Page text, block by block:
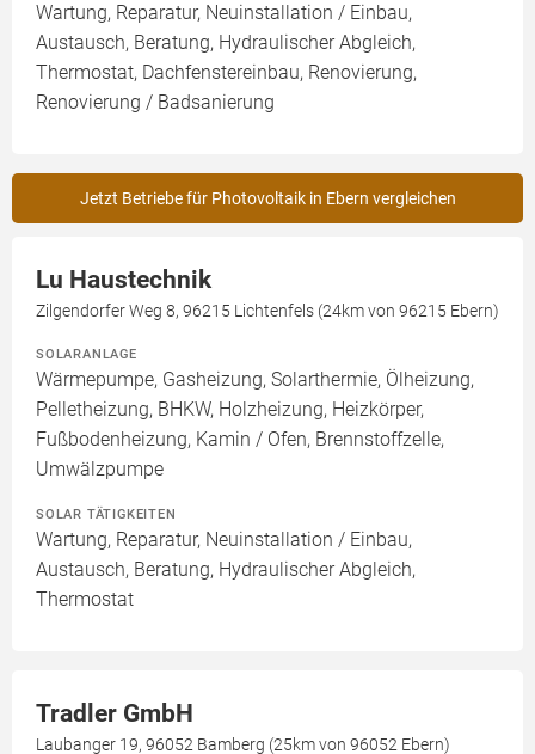
Wartung, Reparatur, Neuinstallation / Einbau,
Austausch, Beratung, Hydraulischer Abgleich,
Thermostat, Dachfenstereinbau, Renovierung,
Renovierung / Badsanierung
Jetzt Betriebe für Photovoltaik in Ebern vergleichen
Lu Haustechnik
Zilgendorfer Weg 8, 96215 Lichtenfels (24km von 96215 Ebern)
SOLARANLAGE
Wärmepumpe, Gasheizung, Solarthermie, Ölheizung,
Pelletheizung, BHKW, Holzheizung, Heizkörper,
Fußbodenheizung, Kamin / Ofen, Brennstoffzelle,
Umwälzpumpe
SOLAR TÄTIGKEITEN
Wartung, Reparatur, Neuinstallation / Einbau,
Austausch, Beratung, Hydraulischer Abgleich,
Thermostat
Tradler GmbH
Laubanger 19, 96052 Bamberg (25km von 96052 Ebern)